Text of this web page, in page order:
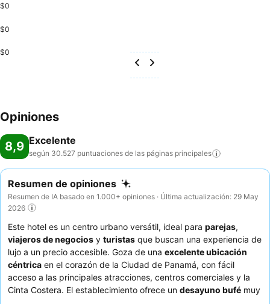
$0
$0
$0
Opiniones
8,9 Excelente
según 30.527 puntuaciones de las páginas principales
Resumen de opiniones
Resumen de IA basado en 1.000+ opiniones · Última actualización: 29 May
2026
Este hotel es un centro urbano versátil, ideal para parejas,
viajeros de negocios y turistas que buscan una experiencia de
lujo a un precio accesible. Goza de una excelente ubicación
céntrica en el corazón de la Ciudad de Panamá, con fácil
acceso a las principales atracciones, centros comerciales y la
Cinta Costera. El establecimiento ofrece un desayuno bufé muy